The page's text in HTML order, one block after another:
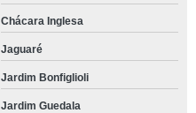
Chácara Inglesa
Jaguaré
Jardim Bonfiglioli
Jardim Guedala